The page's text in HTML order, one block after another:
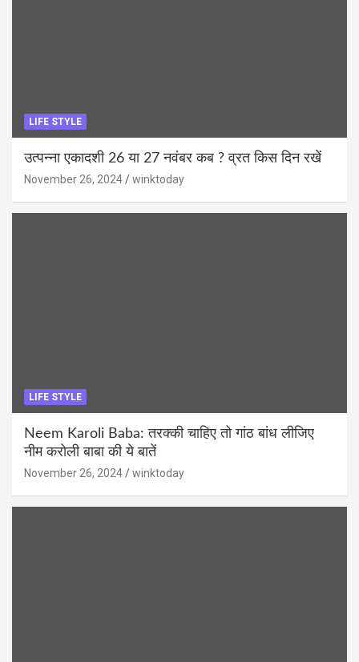
LIFE STYLE
उत्पन्ना एकादशी 26 या 27 नवंबर कब ? व्रत किस दिन रखें
November 26, 2024 winktoday
LIFE STYLE
Neem Karoli Baba: तरक्की चाहिए तो गांठ बांध लीजिए
नीम करोली बाबा की ये बातें
November 26, 2024 winktoday